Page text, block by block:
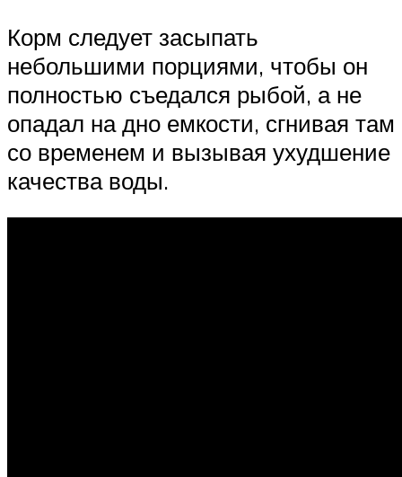
Корм следует засыпать
небольшими порциями, чтобы он
полностью съедался рыбой, а не
опадал на дно емкости, сгнивая там
со временем и вызывая ухудшение
качества воды.